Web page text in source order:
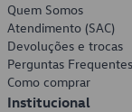
Quem Somos
Atendimento (SAC)
Devoluções e trocas
Perguntas Frequentes
Como comprar
Institucional